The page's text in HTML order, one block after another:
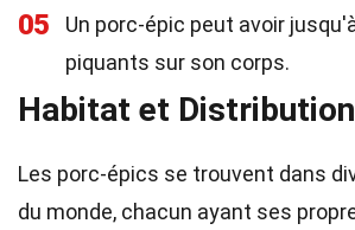
05
Un porc-épic peut avoir
piquants sur son corps.
Habitat et Distribution
Les porc-épics se trouvent dans
du monde, chacun ayant ses